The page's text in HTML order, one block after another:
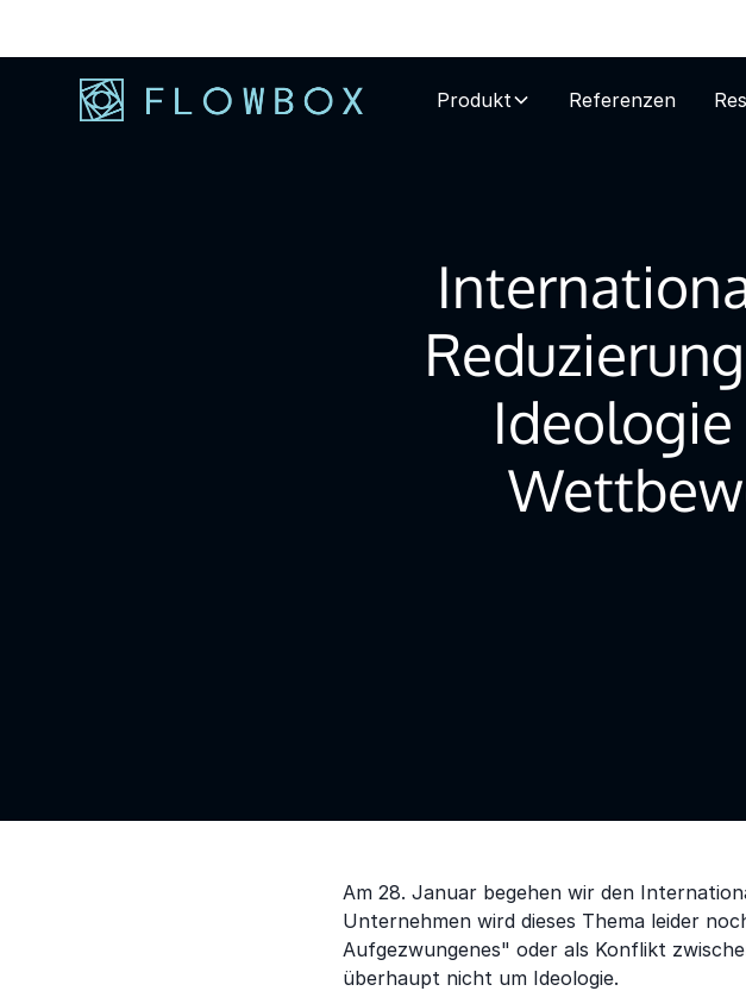
Produkt Referenzen
Am 28. Januar begehen wir den
Unternehmen wird dieses Thema leider
Aufgezwungenes" oder als Konflikt
überhaupt nicht um Ideologie.